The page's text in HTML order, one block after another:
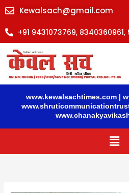
to
content
Kewalsach@gmail.com
+91 9431073769, 8340360961,
www.kewalsachtimes.com|
Menu